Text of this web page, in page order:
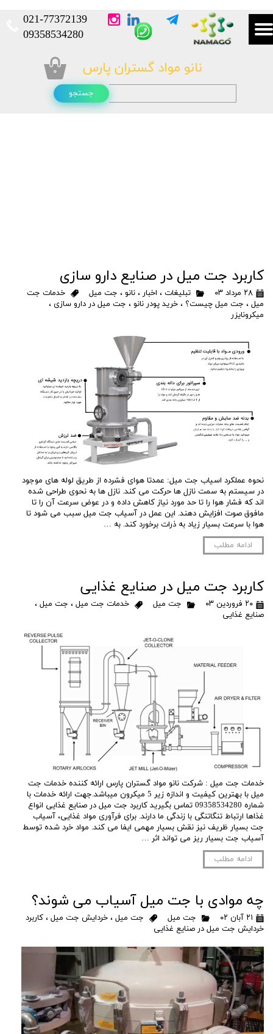
نانو مواد گستران پارس
021-77372139​​​​​​​
​​​​​​​09358534280
جستجو
۰
کاربرد جت میل در صنایع دارو سازی
۲۸ مرداد ۰۳ تبلیغات ، اخبار ، نانو ، جت میل
خدمات جت
میل ، جت میل چیست؟ ، خرید پودر نانو ، جت میل در دارو سازی ،
میکرونایزر
نحوه عملکرد اسیاب جت میل: عمدتا هوای فشرده از طریق لوله های موجود
در سیستم به سمت نازل ها حرکت می کند. نازل ها به نحوی طراحی شده
اند که فشار هوا را تا حد مورد نیاز کاهش داده و در عوض سرعت آن را تا
مافوق صوت افزایش دهند. این عمل در آسیاب جت میل سبب می شود تا
هوا با سرعت بسیار زیاد به ذرات برخورد کند. به …
ادامه مطلب
کاربرد جت میل در صنایع غذایی
۲۰ فروردین ۰۳ جت میل خدمات جت میل ، جت میل ،
صنایع غذایی
خدمات جت میل : شرکت نانو مواد گستران پارس ارائه کننده خدمات جت
میل با بهترین کیفیت و اندازه زیر 5 میکرون میباشد.جهت ارائه خدمات با
شماره 09358534280 تماس بگیرید کاربرد جت میل در صنایع غذایی انواع
غذاها ارتباط تنگاتنگی با زندگی ما دارند. برای فرآوری مواد غذایی، آسیاب
جت بسیار ظریف نیز نقش بسیار مهمی ایفا می کند. مواد خرد شده توسط
آسیاب جت بسیار ریز می تواند اثر …
ادامه مطلب
چه موادی با جت میل آسیاب می شوند؟
۲۱ آبان ۰۲ جت میل جت میل ، خردایش جت میل ، کاربرد
خردایش جت میل در صنایع غذایی